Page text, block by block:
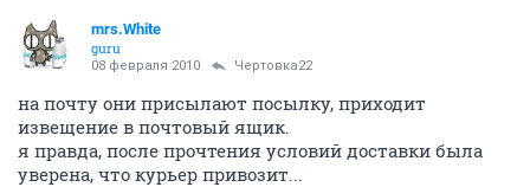
mrs.White
guru
08 февраля 2010 Чертовка22
на почту они присылают посылку, приходит
извещение в почтовый ящик.
я правда, после прочтения условий доставки была
уверена, что курьер привозит...